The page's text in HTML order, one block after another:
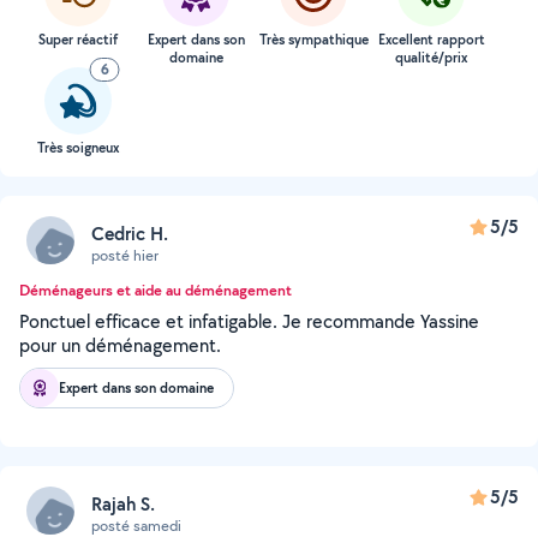
Super réactif
Expert dans son
domaine
Très sympathique Excellent rapport
qualité/prix
6
Très soigneux
Cedric H.
posté hier
5/5
Déménageurs et aide au déménagement
Ponctuel efficace et infatigable. Je recommande Yassine
pour un déménagement.
Expert dans son domaine
Rajah S.
posté samedi
5/5